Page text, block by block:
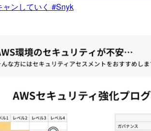
ンしていく #Snyk